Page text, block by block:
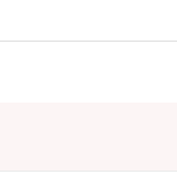
ャンルの興行を行
宣伝・広告をワン
興行を提供するとと